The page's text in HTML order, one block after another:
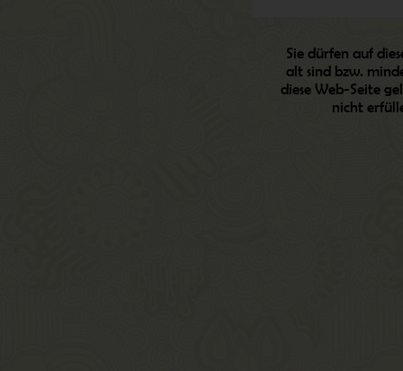
Sie dürfen auf
alt sind bzw.
diese Web-Seite
nicht